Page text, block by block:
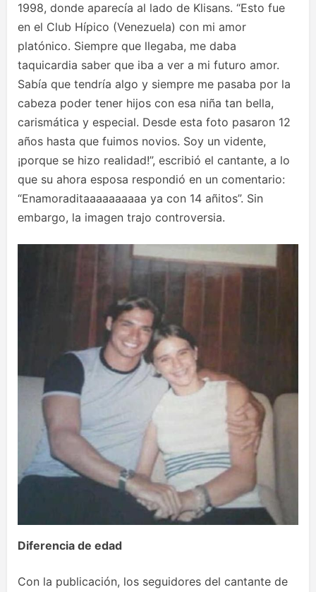
1998, donde aparecía al lado de Klisans. “Esto fue
en el Club Hípico (Venezuela) con mi amor
platónico. Siempre que llegaba, me daba
taquicardia saber que iba a ver a mi futuro amor.
Sabía que tendría algo y siempre me pasaba por la
cabeza poder tener hijos con esa niña tan bella,
carismática y especial. Desde esta foto pasaron 12
años hasta que fuimos novios. Soy un vidente,
¡porque se hizo realidad!”, escribió el cantante, a lo
que su ahora esposa respondió en un comentario:
“Enamoraditaaaaaaaaaa ya con 14 añitos”. Sin
embargo, la imagen trajo controversia.
Diferencia de edad
Con la publicación, los seguidores del cantante de